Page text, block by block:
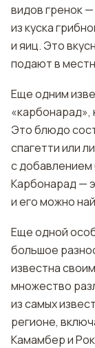
видов гренок
из куска
и яиц. Это
подают в
Еще одним
«карбонарад»,
Это блюдо
спагетти или
с добавлением
Карбонарад —
и его можно
Еще одной
большое
известна
множество
из самых
регионе,
Камамбер и